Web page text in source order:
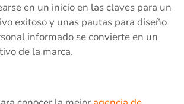
en un inicio en las claves para un
exitoso y unas pautas para diseño
informado se convierte en un
de la marca.